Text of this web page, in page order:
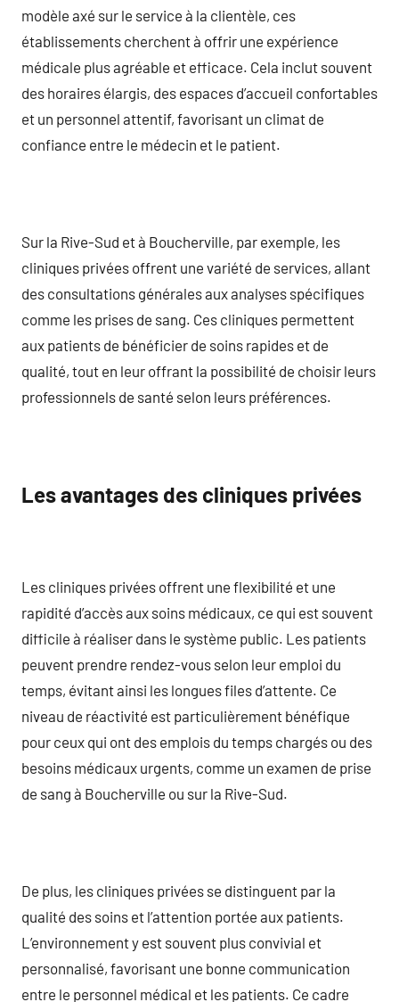
modèle axé sur le service à la clientèle, ces
établissements cherchent à offrir une expérience
médicale plus agréable et efficace. Cela inclut souvent
des horaires élargis, des espaces d’accueil confortables
et un personnel attentif, favorisant un climat de
confiance entre le médecin et le patient.
Sur la Rive-Sud et à Boucherville, par exemple, les
cliniques privées offrent une variété de services, allant
des consultations générales aux analyses spécifiques
comme les prises de sang. Ces cliniques permettent
aux patients de bénéficier de soins rapides et de
qualité, tout en leur offrant la possibilité de choisir leurs
professionnels de santé selon leurs préférences.
Les avantages des cliniques privées
Les cliniques privées offrent une flexibilité et une
rapidité d’accès aux soins médicaux, ce qui est souvent
difficile à réaliser dans le système public. Les patients
peuvent prendre rendez-vous selon leur emploi du
temps, évitant ainsi les longues files d’attente. Ce
niveau de réactivité est particulièrement bénéfique
pour ceux qui ont des emplois du temps chargés ou des
besoins médicaux urgents, comme un examen de prise
de sang à Boucherville ou sur la Rive-Sud.
De plus, les cliniques privées se distinguent par la
qualité des soins et l’attention portée aux patients.
L’environnement y est souvent plus convivial et
personnalisé, favorisant une bonne communication
entre le personnel médical et les patients. Ce cadre